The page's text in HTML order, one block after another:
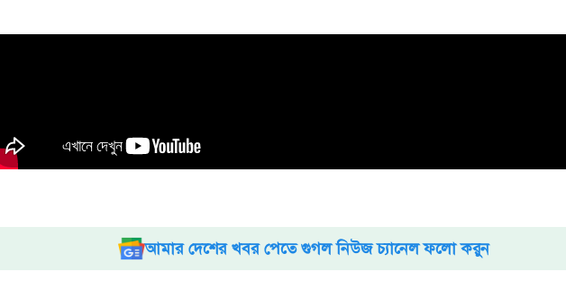
আমার দেশের খবর পেতে গুগল নিউজ চ্যানেল ফলো করুন